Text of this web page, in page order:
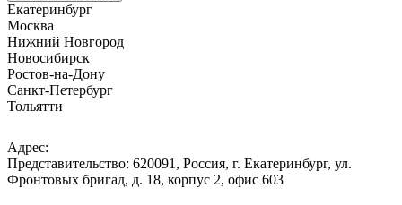
Екатеринбург
Москва
Нижний Новгород
Новосибирск
Ростов-на-Дону
Санкт-Петербург
Тольятти
Адрес:
Представительство: 620091, Россия, г. Екатеринбург, ул.
Фронтовых бригад, д. 18, корпус 2, офис 603